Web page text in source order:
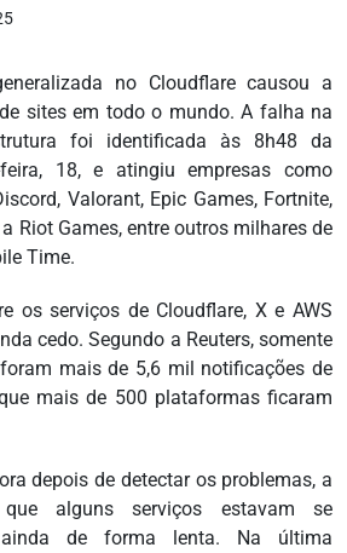
no Cloudflare causou a
sites em todo o mundo. A falha na
foi identificada às 8h48 da
18, e atingiu empresas como
Valorant, Epic Games, Fortnite,
Riot Games, entre outros milhares de
Time.
os serviços de Cloudflare, X e AWS
cedo. Segundo a Reuters, somente
mais de 5,6 mil notificações de
mais de 500 plataformas ficaram
depois de detectar os problemas, a
alguns serviços estavam se
ainda de forma lenta. Na última